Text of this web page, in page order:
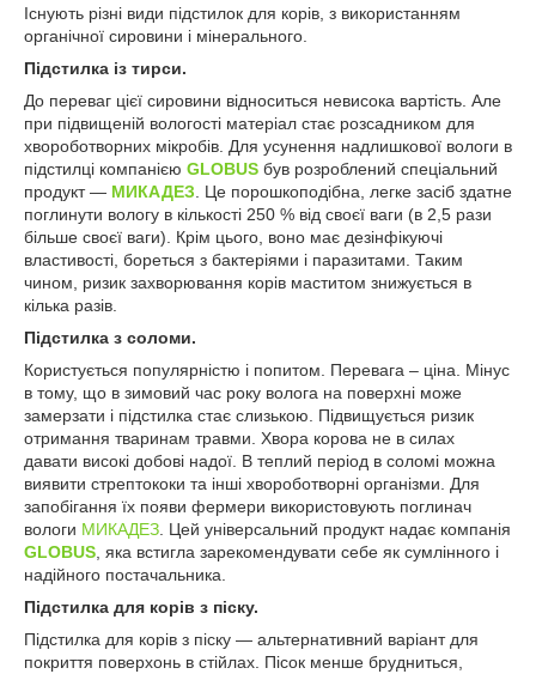
Існують різні види підстилок для корів, з використанням
органічної сировини і мінерального.
Підстилка із тирси.
До переваг цієї сировини відноситься невисока вартість. Але
при підвищеній вологості матеріал стає розсадником для
хвороботворних мікробів. Для усунення надлишкової вологи в
підстилці компанією GLOBUS був розроблений спеціальний
продукт — МИКАДЕЗ . Це порошкоподібна, легке засіб здатне
поглинути вологу в кількості 250 % від своєї ваги (в 2,5 рази
більше своєї ваги). Крім цього, воно має дезінфікуючі
властивості, бореться з бактеріями і паразитами. Таким
чином, ризик захворювання корів маститом знижується в
кілька разів.
Підстилка з соломи.
Користується популярністю і попитом. Перевага – ціна. Мінус
в тому, що в зимовий час року волога на поверхні може
замерзати і підстилка стає слизькою. Підвищується ризик
отримання тваринам травми. Хвора корова не в силах
давати високі добові надої. В теплий період в соломі можна
виявити стрептококи та інші хвороботворні організми. Для
запобігання їх появи фермери використовують поглинач
вологи МИКАДЕЗ . Цей універсальний продукт надає компанія
GLOBUS , яка встигла зарекомендувати себе як сумлінного і
надійного постачальника.
Підстилка для корів з піску.
Підстилка для корів з піску — альтернативний варіант для
покриття поверхонь в стійлах. Пісок менше брудниться,